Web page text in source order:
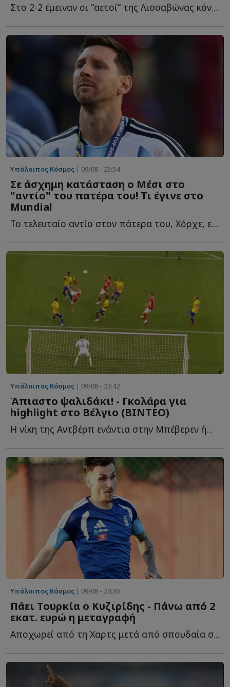
Στο 2-2 έμειναν οι “αετοί” της Λισσαβώνας κόντρα σ...
Υπόλοιπος Κόσμος | 09/08 - 23:54
Σε άσχημη κατάσταση ο Μέσι στο
"αντίο" του πατέρα του! Τι έγινε στο
Mundial
Το τελευταίο αντίο στον πάτερα του, Χόρχε, είπε την Κυριακή...
Υπόλοιπος Κόσμος | 09/08 - 23:42
Άπιαστο ψαλιδάκι! - Γκολάρα για
highlight στο Βέλγιο (ΒΙΝΤΕΟ)
Η νίκη της Αντβέρπ ενάντια στην Μπέβερεν ή...
Υπόλοιπος Κόσμος | 09/08 - 20:30
Πάει Τουρκία ο Κυζιρίδης - Πάνω από 2
εκατ. ευρώ η μεταγραφή
Αποχωρεί από τη Χαρτς μετά από σπουδαία σ...